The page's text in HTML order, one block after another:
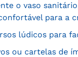
o vaso
para a
lúdicos para
ou cartelas de